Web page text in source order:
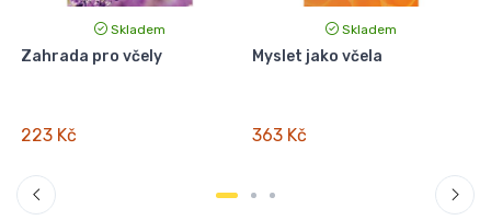
Skladem
Zahrada pro včely
223 Kč
Skladem
Myslet jako včela
363 Kč